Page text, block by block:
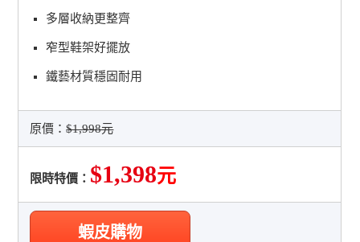
多層收納更整齊
窄型鞋架好擺放
鐵藝材質穩固耐用
原價：$1,998元
限時特價： $1,398元
蝦皮購物